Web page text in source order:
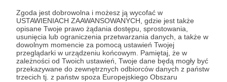
Zgoda jest dobrowolna i możesz ją wycofać w
USTAWIENIACH ZAAWANSOWANYCH, gdzie jest także
opisane Twoje prawo żądania dostępu, sprostowania,
usunięcia lub ograniczenia przetwarzania danych, a także w
dowolnym momencie za pomocą ustawień Twojej
przeglądarki w urządzeniu końcowym. Pamiętaj, że w
zależności od Twoich ustawień, Twoje dane będą mogły być
przekazywane do zewnętrznych odbiorców danych z państw
trzecich tj. z państw spoza Europejskiego Obszaru
70 zł miesięcznie
Wrzuć Sekielskich na ramię!
Obaj uważamy, że należy dbać o środowisko. Każdy z